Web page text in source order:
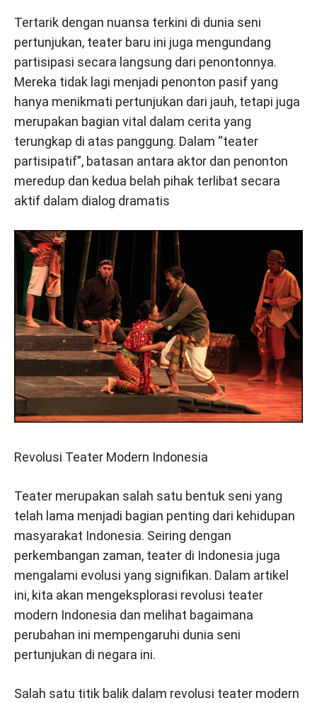
Tertarik dengan nuansa terkini di dunia seni
pertunjukan, teater baru ini juga mengundang
partisipasi secara langsung dari penontonnya.
Mereka tidak lagi menjadi penonton pasif yang
hanya menikmati pertunjukan dari jauh, tetapi juga
merupakan bagian vital dalam cerita yang
terungkap di atas panggung. Dalam “teater
partisipatif”, batasan antara aktor dan penonton
meredup dan kedua belah pihak terlibat secara
aktif dalam dialog dramatis
Revolusi Teater Modern Indonesia
Teater merupakan salah satu bentuk seni yang
telah lama menjadi bagian penting dari kehidupan
masyarakat Indonesia. Seiring dengan
perkembangan zaman, teater di Indonesia juga
mengalami evolusi yang signifikan. Dalam artikel
ini, kita akan mengeksplorasi revolusi teater
modern Indonesia dan melihat bagaimana
perubahan ini mempengaruhi dunia seni
pertunjukan di negara ini.
Salah satu titik balik dalam revolusi teater modern